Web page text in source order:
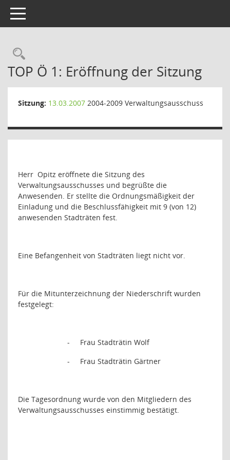
Toggle navigation
Rechercheauswahl
TOP Ö 1: Eröffnung der Sitzung
Sitzung: 13.03.2007 2004-2009 Verwaltungsausschuss
Herr Opitz eröffnete die Sitzung des
Verwaltungsausschusses und begrüßte die
Anwesenden. Er stellte die Ordnungsmäßigkeit der
Einladung und die Beschlussfähigkeit mit 9 (von 12)
anwesenden Stadträten fest.
Eine Befangenheit von Stadträten liegt nicht vor.
Für die Mitunterzeichnung der Niederschrift wurden
festgelegt:
-
Frau Stadträtin Wolf
-
Frau Stadträtin Gärtner
Die Tagesordnung wurde von den Mitgliedern des
Verwaltungsausschusses einstimmig bestätigt.